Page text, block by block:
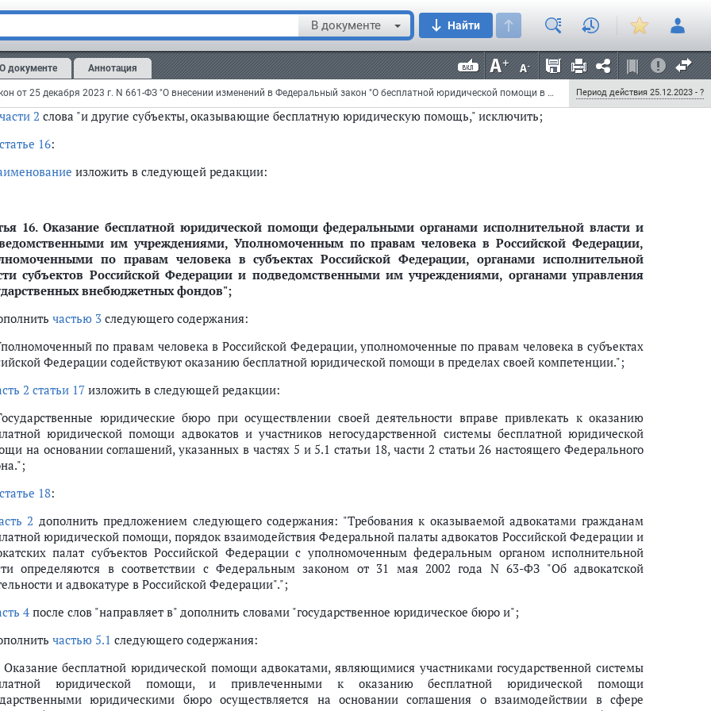
В документе Найти
О документе Аннотация
Федеральный закон от 25 декабря 2023 г. N 661-ФЗ "О внесении изменений в Федеральный закон "О бесплатной юридической помощи в Российской Федерации" и Федеральный закон "О воинской обязанности и военной службе" Период действия 25.12.2023 - ?
статье 15:
1дополнитьпунктом 1.1следующего содержания:
Уполномоченный по правам человека в Российской Федерации, уполномоченные по правам человека в
Российской Федерации;";
части 2 слова "и другие субъекты, оказывающие бесплатную юридическую помощь," исключить;
статье 16:
изложить в следующей редакции:
16.Оказание бесплатной юридической помощи федеральными органами исполнительной власти и
им учреждениями, Уполномоченным по правам человека в Российской Федерации,
по правам человека в субъектах Российской Федерации, органами исполнительной
субъектов Российской Федерации и подведомственными им учреждениями, органами управления
внебюджетных фондов";
частью 3 следующего содержания:
по правам человека в Российской Федерации, уполномоченные по правам человека в субъектах
Федерации содействуют оказанию бесплатной юридической помощи в пределах своей компетенции.";
2 статьи 17изложить в следующей редакции:
юридические бюро при осуществлении своей деятельности вправе привлекать к оказанию
юридической помощи адвокатов и участников негосударственной системы бесплатной юридической
на основании соглашений, указанных в частях 5 и 5.1 статьи 18, части 2 статьи 26 настоящего Федерального
статье 18:
2 дополнить предложением следующего содержания: "Требования к оказываемой адвокатами гражданам
юридической помощи, порядок взаимодействия Федеральной палаты адвокатов Российской Федерации и
палат субъектов Российской Федерации с уполномоченным федеральным органом исполнительной
определяются в соответствии с Федеральным законом от 31 мая 2002 года N 63-ФЗ "Об адвокатской
и адвокатуре в Российской Федерации".";
4 после слов "направляет в" дополнить словами "государственное юридическое бюро и";
частью 5.1 следующего содержания:
Оказание бесплатной юридической помощи адвокатами, являющимися участниками государственной системы
юридической помощи, и привлеченными к оказанию бесплатной юридической помощи
юридическими бюро осуществляется на основании соглашения о взаимодействии в сфере